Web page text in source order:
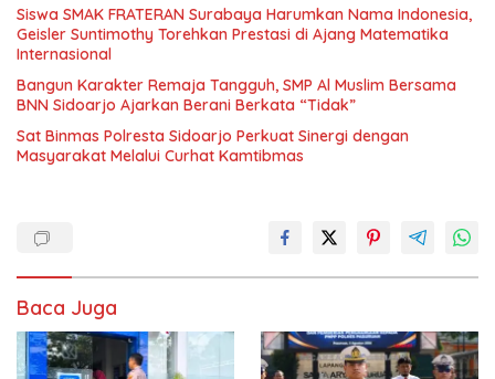
Siswa SMAK FRATERAN Surabaya Harumkan Nama Indonesia,
Geisler Suntimothy Torehkan Prestasi di Ajang Matematika
Internasional
Bangun Karakter Remaja Tangguh, SMP Al Muslim Bersama
BNN Sidoarjo Ajarkan Berani Berkata “Tidak”
Sat Binmas Polresta Sidoarjo Perkuat Sinergi dengan
Masyarakat Melalui Curhat Kamtibmas
Baca Juga